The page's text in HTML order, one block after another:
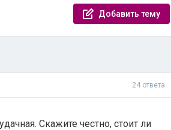
Добавить тему
24 ответа
Скажите честно, стоит ли